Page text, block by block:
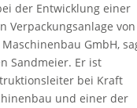
der Entwicklung einer
Verpackungsanlage von
GmbH,
Sandmeier. Er ist
bei Kraft
und einer der